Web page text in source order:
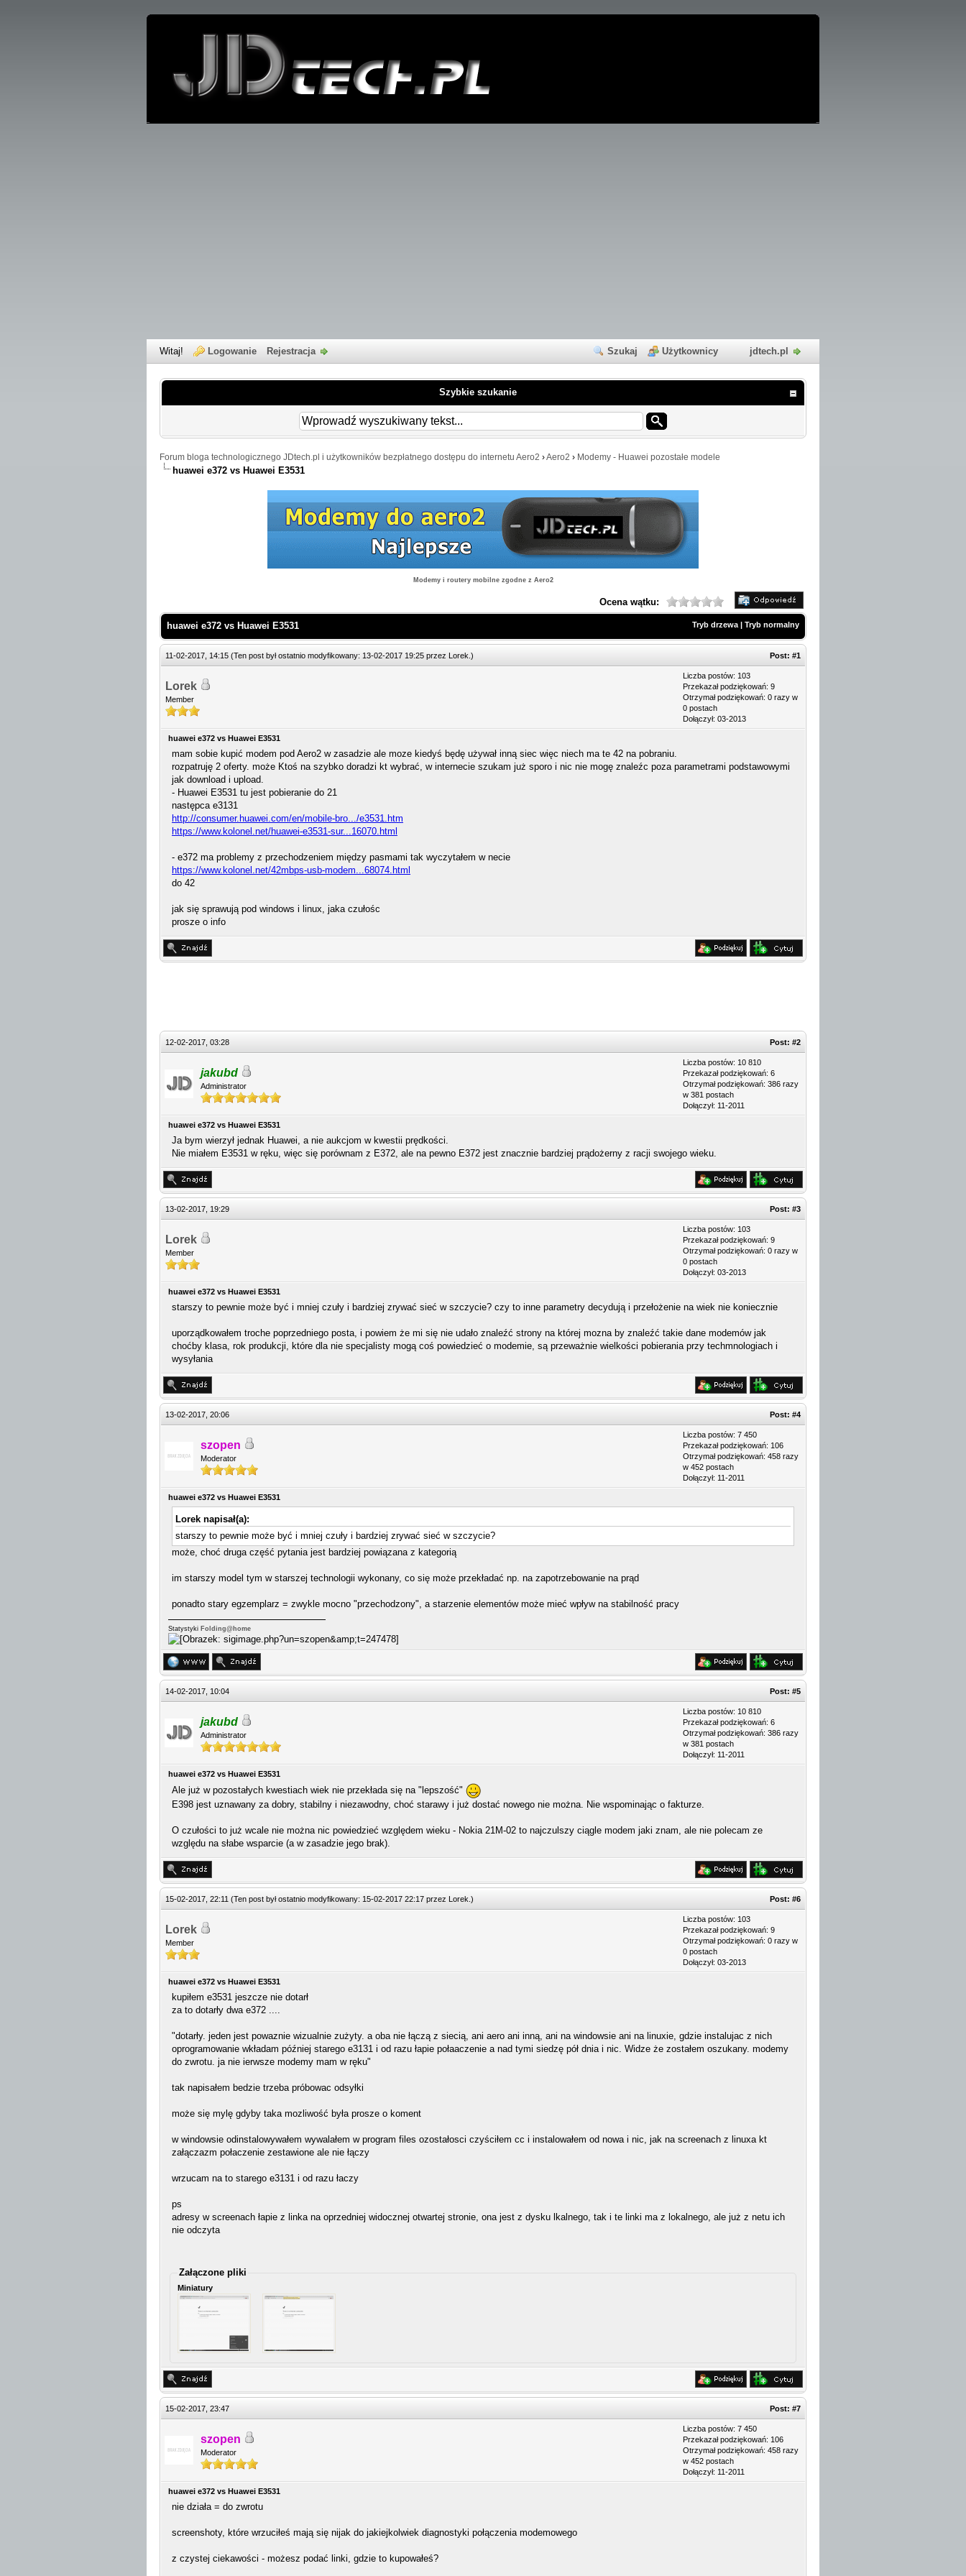
Szukaj Użytkownicy jdtech.pl
Witaj! Logowanie Rejestracja
Szybkie szukanie
Forum bloga technologicznego JDtech.pl i użytkowników bezpłatnego dostępu do internetu Aero2 ›Aero2 › Modemy - Huawei pozostałe modele
huawei e372 vs Huawei E3531
Modemy i routery mobilne zgodne z Aero2
Ocena wątku:
Tryb drzewa | Tryb normalny
huawei e372 vs Huawei E3531
11-02-2017, 14:15 (Ten post był ostatnio modyfikowany: 13-02-2017 19:25 przez Lorek ) Post: #1
Lorek
Member
Liczba postów: 103
Przekazał podziękowań: 9
Otrzymał podziękowań: 0 razy w
0 postach
Dołączył: 03-2013
huawei e372 vs Huawei E3531
mam sobie kupić modem pod Aero2 w zasadzie ale moze kiedyś będę używał inną siec więc niech ma te 42 na pobraniu.
rozpatruję 2 oferty. może Ktoś na szybko doradzi kt wybrać, w internecie szukam już sporo i nic nie mogę znaleźc poza parametrami podstawowymi
jak download i upload.
- Huawei E3531 tu jest pobieranie do 21
następca e3131
http://consumer.huawei.com/en/mobile-bro.../e3531.htm
https://www.kolonel.net/huawei-e3531-sur...16070.html
- e372 ma problemy z przechodzeniem między pasmami tak wyczytałem w necie
https://www.kolonel.net/42mbps-usb-modem...68074.html
do 42
jak się sprawują pod windows i linux, jaka czułośc
prosze o info
12-02-2017, 03:28 Post: #2
jakubd
Administrator
Liczba postów: 10 810
Przekazał podziękowań: 6
Otrzymał podziękowań: 386 razy
w 381 postach
Dołączył: 11-2011
huawei e372 vs Huawei E3531
Ja bym wierzył jednak Huawei, a nie aukcjom w kwestii prędkości.
Nie miałem E3531 w ręku, więc się porównam z E372, ale na pewno E372 jest znacznie bardziej prądożerny z racji swojego wieku.
13-02-2017, 19:29 Post: #3
Lorek
Member
Liczba postów: 103
Przekazał podziękowań: 9
Otrzymał podziękowań: 0 razy w
0 postach
Dołączył: 03-2013
huawei e372 vs Huawei E3531
starszy to pewnie może być i mniej czuły i bardziej zrywać sieć w szczycie? czy to inne parametry decydują i przełożenie na wiek nie koniecznie
uporządkowałem troche poprzedniego posta, i powiem że mi się nie udało znaleźć strony na której mozna by znaleźć takie dane modemów jak
choćby klasa, rok produkcji, które dla nie specjalisty mogą coś powiedzieć o modemie, są przeważnie wielkości pobierania przy techmnologiach i
wysyłania
13-02-2017, 20:06 Post: #4
szopen
Moderator
Liczba postów: 7 450
Przekazał podziękowań: 106
Otrzymał podziękowań: 458 razy
w 452 postach
Dołączył: 11-2011
huawei e372 vs Huawei E3531
Lorek napisał(a):
starszy to pewnie może być i mniej czuły i bardziej zrywać sieć w szczycie?
może, choć druga część pytania jest bardziej powiązana z kategorią
im starszy model tym w starszej technologii wykonany, co się może przekładać np. na zapotrzebowanie na prąd
ponadto stary egzemplarz = zwykle mocno "przechodzony", a starzenie elementów może mieć wpływ na stabilność pracy
Statystyki Folding@home
14-02-2017, 10:04 Post: #5
jakubd
Administrator
Liczba postów: 10 810
Przekazał podziękowań: 6
Otrzymał podziękowań: 386 razy
w 381 postach
Dołączył: 11-2011
huawei e372 vs Huawei E3531
Ale już w pozostałych kwestiach wiek nie przekłada się na "lepszość"
E398 jest uznawany za dobry, stabilny i niezawodny, choć starawy i już dostać nowego nie można. Nie wspominając o fakturze.
O czułości to już wcale nie można nic powiedzieć względem wieku - Nokia 21M-02 to najczulszy ciągle modem jaki znam, ale nie polecam ze
względu na słabe wsparcie (a w zasadzie jego brak).
15-02-2017, 22:11 (Ten post był ostatnio modyfikowany: 15-02-2017 22:17 przez Lorek ) Post: #6
Lorek
Member
Liczba postów: 103
Przekazał podziękowań: 9
Otrzymał podziękowań: 0 razy w
0 postach
Dołączył: 03-2013
huawei e372 vs Huawei E3531
kupiłem e3531 jeszcze nie dotarł
za to dotarły dwa e372 ....
"dotarły. jeden jest powaznie wizualnie zużyty. a oba nie łączą z siecią, ani aero ani inną, ani na windowsie ani na linuxie, gdzie instalujac z nich
oprogramowanie wkładam później starego e3131 i od razu łapie połaaczenie a nad tymi siedzę pół dnia i nic. Widze że zostałem oszukany. modemy
do zwrotu. ja nie ierwsze modemy mam w ręku"
tak napisałem bedzie trzeba próbowac odsyłki
może się mylę gdyby taka mozliwość była prosze o koment
w windowsie odinstalowywałem wywalałem w program files ozostałosci czyściłem cc i instalowałem od nowa i nic, jak na screenach z linuxa kt
załączazm połaczenie zestawione ale nie łączy
wrzucam na to starego e3131 i od razu łaczy
ps
adresy w screenach łapie z linka na oprzedniej widocznej otwartej stronie, ona jest z dysku lkalnego, tak i te linki ma z lokalnego, ale już z netu ich
nie odczyta
Załączone pliki
Miniatury
15-02-2017, 23:47 Post: #7
szopen
Moderator
Liczba postów: 7 450
Przekazał podziękowań: 106
Otrzymał podziękowań: 458 razy
w 452 postach
Dołączył: 11-2011
huawei e372 vs Huawei E3531
nie działa = do zwrotu
screenshoty, które wrzuciłeś mają się nijak do jakiejkolwiek diagnostyki połączenia modemowego
z czystej ciekawości - możesz podać linki, gdzie to kupowałeś?